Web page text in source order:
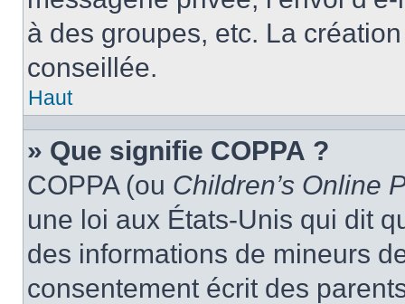
à des groupes, etc. La
conseillée.
Haut
» Que signifie COPPA ?
COPPA (ou Children’s Online
une loi aux États-Unis qui dit
des informations de mineurs
consentement écrit des